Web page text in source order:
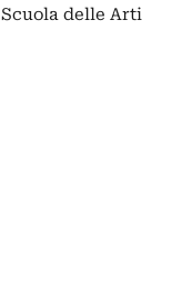
delle Arti